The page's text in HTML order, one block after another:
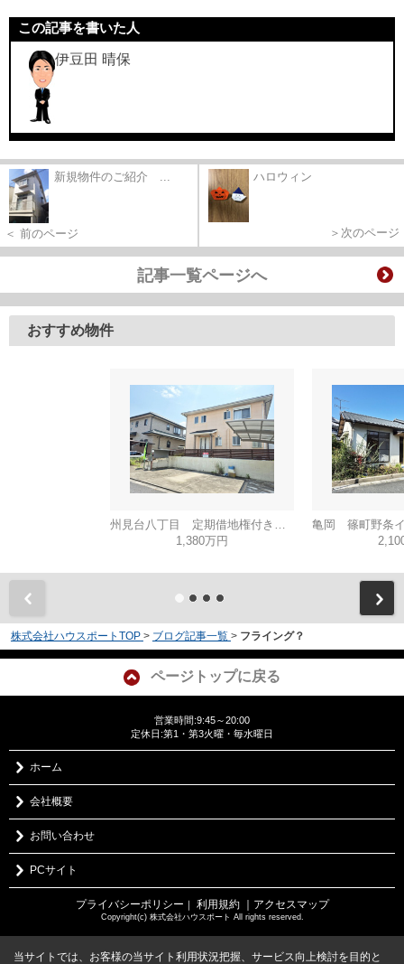
この記事を書いた人
伊豆田 晴保
新規物件のご紹介 ...
＜ 前のページ
ハロウィン
＞次のページ
記事一覧ページへ
おすすめ物件
州見台八丁目 定期借地権付き一戸建
1,380万円
株式会社ハウスポートTOP > ブログ記事一覧 > フライング？
ページトップに戻る
営業時間:9:45～20:00
定休日:第1・第3火曜・毎水曜日
ホーム
会社概要
お問い合わせ
PCサイト
プライバシーポリシー ｜ 利用規約 ｜アクセスマップ
Copyright(c) 株式会社ハウスポート All rights reserved.
当サイトでは、お客様の当サイト利用状況把握、サービス向上検討を目的と